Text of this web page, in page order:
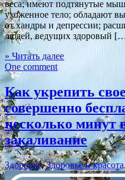
веса; имеют подтянутые
ухоженное тело; обладают
от хандры и депрессии;
людей, ведущих здоровый
» Читать далее
One comment
Как укрепить
совершенно
несколько минут
закаливание
Здоровье,Здоровье и красота,